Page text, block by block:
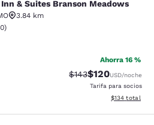
& Suites Branson Meadows
3.84 km
de 4.76 estrellas. Excepcional. 4460
)
Ahorra 16 %
Precio tachado:
$143Precio con
$120USD/noche
Tarifa para socios
Ver detalles
$134 total